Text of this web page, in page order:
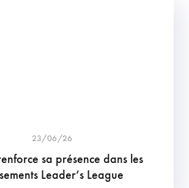
23/06/26
sa présence dans les
Leader’s League